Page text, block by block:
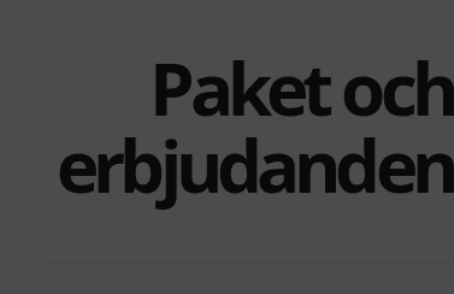
Paket och
erbjudanden